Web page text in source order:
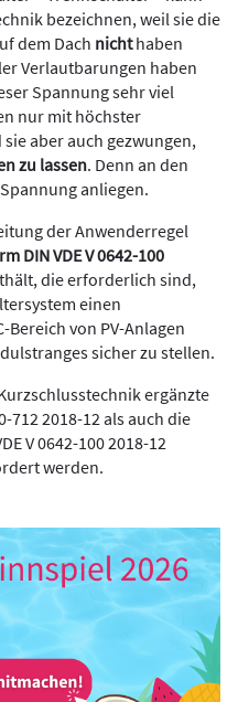
bezeichnen, weil sie die
dem Dach nichthaben
Verlautbarungen haben
Spannung sehr viel
nur mit höchster
aber auch gezwungen,
zu lassen. Denn an den
anliegen.
der Anwenderregel
DIN VDE V 0642-100
die erforderlich sind,
einen
von PV-Anlagen
sicher zu stellen.
ergänzte
712 2018-12 als auch die
V 0642-100 2018-12
werden.